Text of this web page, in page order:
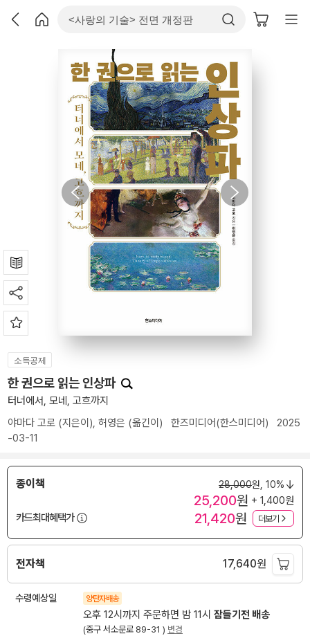
소득공제
한 권으로 읽는 인상파
터너에서, 모네, 고흐까지
야마다 고로 (지은이), 허영은 (옮긴이) 한즈미디어(한스미디어) 2025
-03-11
종이책 28,000원, 10%
25,200원 + 1,400원
카드최대혜택가
21,420원 더보기
전자책 17,640원
수령예상일 양탄자배송
오후 12시까지 주문하면 밤 11시 잠들기전 배송
(중구 서소문로 89-31 ) 변경